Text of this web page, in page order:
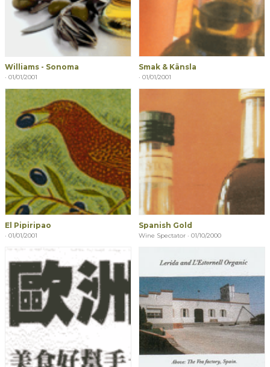
Williams - Sonoma
· 01/01/2001
Smak & Känsla
· 01/01/2001
El Pipiripao
· 01/01/2001
Spanish Gold
Wine Spectator · 01/10/2000